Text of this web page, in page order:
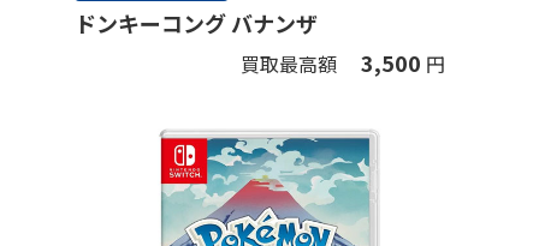
ドンキーコング バナンザ
買取最高額 3,500 円